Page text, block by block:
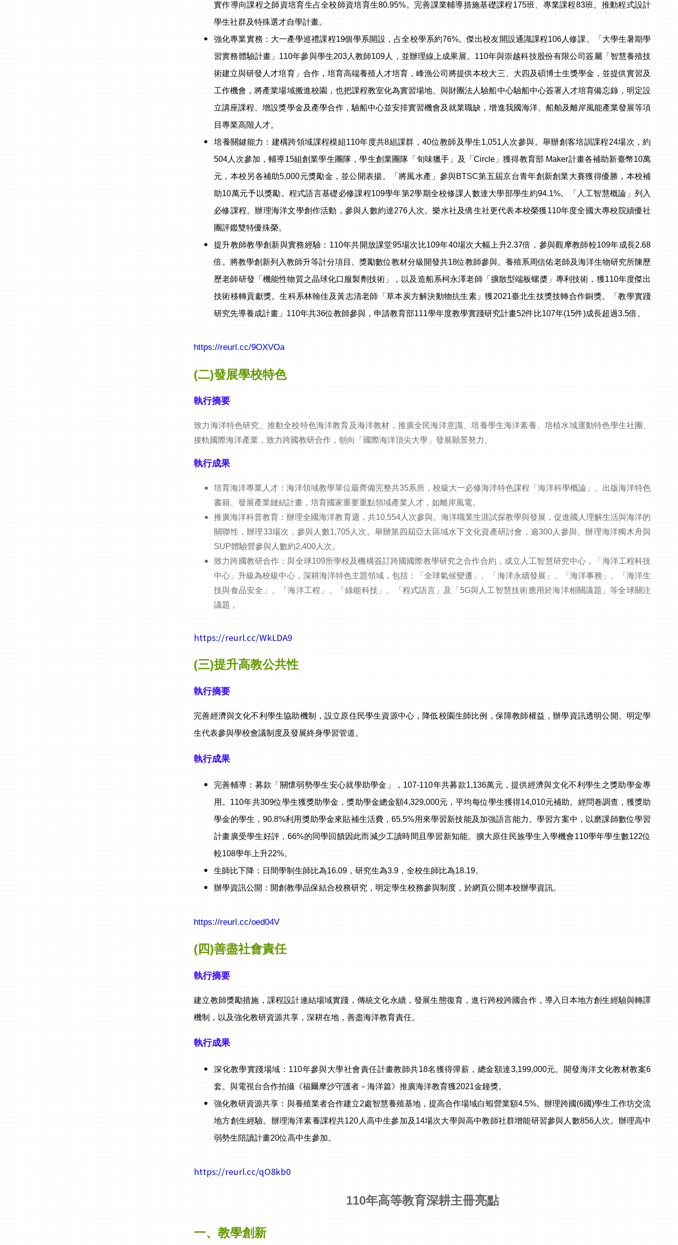
實作導向課程之師資培育生占全校師資培育生80.95%。完善課業輔導措施基礎課程175班、專業課程83班。推動程式設計
學生社群及特殊選才自學計畫。
強化專業實務：大一產學巡禮課程19個學系開設，占全校學系約76%。傑出校友開設通識課程106人修課。「大學生暑期學
習實務體驗計畫」110年參與學生203人教師109人，並辦理線上成果展。110年與崇越科技股份有限公司簽屬「智慧養殖技
術建立與研發人才培育」合作，培育高端養殖人才培育，峰漁公司將提供本校大三、大四及碩博士生獎學金，並提供實習及
工作機會，將產業場域搬進校園，也把課程教室化為實習場地、與財團法人驗船中心驗船中心簽署人才培育備忘錄，明定設
立講座課程、增設獎學金及產學合作，驗船中心並安排實習機會及就業職缺，增進我國海洋、船舶及離岸風能產業發展等項
目專業高階人才。
培養關鍵能力：建構跨領域課程模組110年度共8組課群，40位教師及學生1,051人次參與。舉辦創客培訓課程24場次，約
504人次參加，輔導15組創業學生團隊，學生創業團隊「旬味獵手」及「Circle」獲得教育部 Maker計畫各補助新臺幣10萬
元，本校另各補助5,000元獎勵金，並公開表揚。「將風水產」參與BTSC第五屆京台青年創新創業大賽獲得優勝，本校補
助10萬元予以獎勵。程式語言基礎必修課程109學年第2學期全校修課人數達大學部學生約94.1%。「人工智慧概論」列入
必修課程。辦理海洋文學創作活動，參與人數約達276人次。樂水社及僑生社更代表本校榮獲110年度全國大專校院績優社
團評鑑雙特優殊榮。
提升教師教學創新與實務經驗：110年共開放課堂95場次比109年40場次大幅上升2.37倍，參與觀摩教師較109年成長2.68
倍。將教學創新列入教師升等計分項目。獎勵數位教材分級開發共18位教師參與。養殖系周信佑老師及海洋生物研究所陳歷
歷老師研發「機能性物質之晶球化口服製劑技術」，以及造船系柯永澤老師「擴散型端板螺槳」專利技術，獲110年度傑出
技術移轉貢獻獎。生科系林翰佳及黃志清老師「草本炭方解決動物抗生素」獲2021臺北生技獎技轉合作銅獎。「教學實踐
研究先導養成計畫」110年共36位教師參與，申請教育部111學年度教學實踐研究計畫52件比107年(15件)成長超過3.5倍。
https://reurl.cc/9OXVOa
(二)發展學校特色
執行摘要
致力海洋特色研究、推動全校特色海洋教育及海洋教材，推廣全民海洋意識、培養學生海洋素養、培植水域運動特色學生社團、
接軌國際海洋產業，致力跨國教研合作，朝向「國際海洋頂尖大學」發展願景努力。
執行成果
培育海洋專業人才：海洋領域教學單位最齊備完整共35系所，校級大一必修海洋特色課程「海洋科學概論」、出版海洋特色
書籍、發展產業鏈結計畫，培育國家重要重點領域產業人才，如離岸風電。
推廣海洋科普教育：辦理全國海洋教育週，共10,554人次參與。海洋職業生涯試探教學與發展，促進國人理解生活與海洋的
關聯性，辦理33場次，參與人數1,705人次。舉辦第四屆亞太區域水下文化資產研討會，逾300人參與。辦理海洋獨木舟與
SUP體驗營參與人數約2,400人次。
致力跨國教研合作：與全球109所學校及機構簽訂跨國國際教學研究之合作合約，成立人工智慧研究中心，「海洋工程科技
中心」升級為校級中心，深耕海洋特色主題領域，包括：「全球氣候變遷」、「海洋永續發展」、「海洋事務」、「海洋生
技與食品安全」、「海洋工程」、「綠能科技」、「程式語言」及「5G與人工智慧技術應用於海洋相關議題」等全球關注
議題 。
https://reurl.cc/WkLDA9
(三)提升高教公共性
執行摘要
完善經濟與文化不利學生協助機制，設立原住民學生資源中心，降低校園生師比例，保障教師權益，辦學資訊透明公開、明定學
生代表參與學校會議制度及發展終身學習管道。
執行成果
完善輔導：募款「關懷弱勢學生安心就學助學金」，107-110年共募款1,136萬元，提供經濟與文化不利學生之獎助學金專
用。110年共309位學生獲獎助學金，獎助學金總金額4,329,000元，平均每位學生獲得14,010元補助。經問卷調查，獲獎助
學金的學生，90.8%利用獎助學金來貼補生活費，65.5%用來學習新技能及加強語言能力。學習方案中，以磨課師數位學習
計畫廣受學生好評，66%的同學回饋因此而減少工讀時間且學習新知能。擴大原住民族學生入學機會110學年學生數122位
較108學年上升22%。
生師比下降：日間學制生師比為16.09，研究生為3.9，全校生師比為18.19。
辦學資訊公開：開創教學品保結合校務研究，明定學生校務參與制度，於網頁公開本校辦學資訊。
https://reurl.cc/oed04V
(四)善盡社會責任
執行摘要
建立教師獎勵措施，課程設計連結場域實踐，傳統文化永續，發展生態復育，進行跨校跨國合作，導入日本地方創生經驗與轉譯
機制，以及強化教研資源共享，深耕在地，善盡海洋教育責任。
執行成果
深化教學實踐場域： 110年參與大學社會責任計畫教師共18名獲得彈薪，總金額達3,199,000元。開發海洋文化教材教案6
套。與電視台合作拍攝《福爾摩沙守護者－海洋篇》推廣海洋教育獲2021金鐘獎。
強化教研資源共享： 與養殖業者合作建立2處智慧養殖基地，提高合作場域白蝦營業額4.5%。辦理跨國(6國)學生工作坊交流
地方創生經驗。辦理海洋素養課程共120人高中生參加及14場次大學與高中教師社群增能研習參與人數856人次。辦理高中
弱勢生陪讀計畫20位高中生參加。
https://reurl.cc/qO8kb0
110年高等教育深耕主冊亮點
一、教學創新